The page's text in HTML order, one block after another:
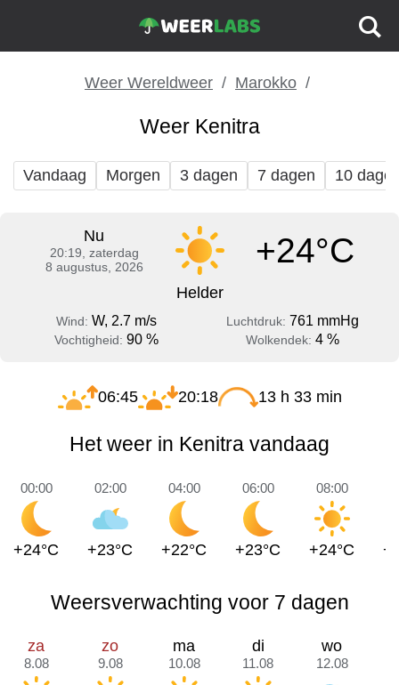
Weer Wereldweer Marokko
Weer Kenitra
Vandaag Morgen 3 dagen 7 dagen 10
Nu
20:19, zaterdag
8 augustus, 2026
+24°C
Helder
Wind: W, 2.7 m/s Luchtdruk: 761 mmHg
Vochtigheid: 90 % Wolkendek: 4 %
06:45 20:18 13 h 33 min
Het weer in Kenitra vandaag
00:00
+24°C
02:00
+23°C
04:00
+22°C
06:00
+23°C
08:00
+24°C
Weersverwachting voor 7 dagen
za
8.08
zo
9.08
ma
10.08
di
11.08
wo
12.08